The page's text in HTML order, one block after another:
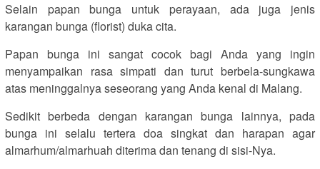
Selain papan bunga untuk perayaan, ada juga jenis
karangan bunga (florist) duka cita.
Papan bunga ini sangat cocok bagi Anda yang ingin
menyampaikan rasa simpati dan turut berbela-sungkawa
atas meninggalnya seseorang yang Anda kenal di Malang.
Sedikit berbeda dengan karangan bunga lainnya, pada
bunga ini selalu tertera doa singkat dan harapan agar
almarhum/almarhuah diterima dan tenang di sisi-Nya.